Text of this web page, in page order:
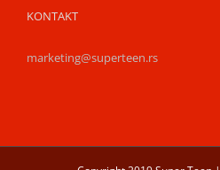
KONTAKT
marketing@superteen.rs